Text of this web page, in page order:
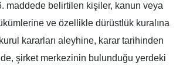
maddede belirtilen kişiler, kanun veya
ve özellikle dürüstlük kuralına
kararları aleyhine, karar tarihinden
şirket merkezinin bulunduğu yerdeki